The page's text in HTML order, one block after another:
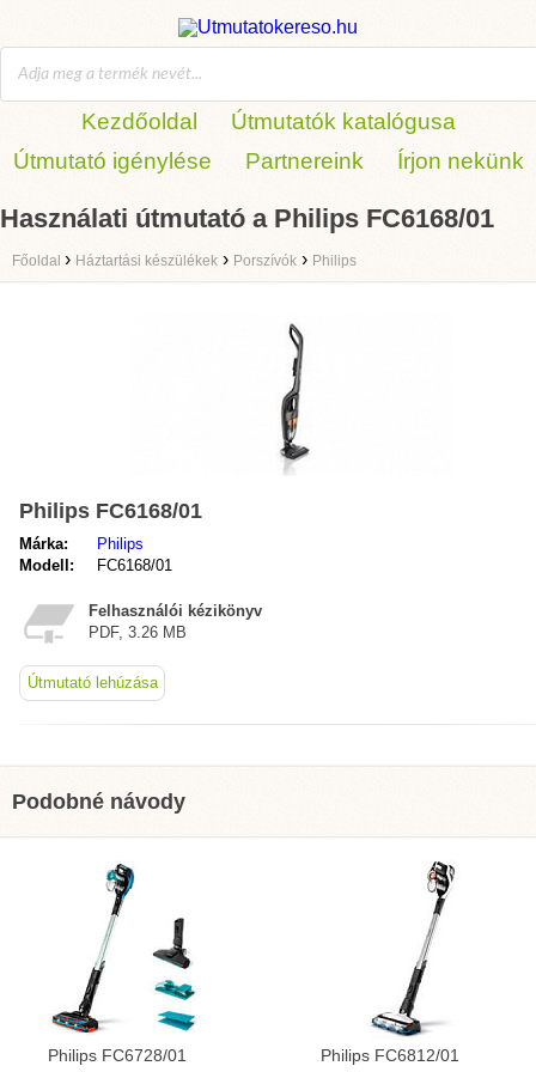
Kezdőoldal
Útmutatók katalógusa
Útmutató igénylése
Partnereink Írjon nekünk
Használati útmutató a Philips FC6168/01
Főoldal › Háztartási készülékek › Porszívók › Philips
Philips FC6168/01
Márka:
Philips
Modell:
FC6168/01
Felhasználói kézikönyv
PDF, 3.26 MB
Útmutató lehúzása
Podobné návody
Philips FC6728/01 Philips FC6812/01